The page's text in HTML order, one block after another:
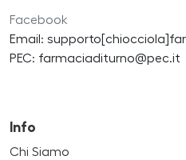
Facebook
Email:
PEC: farmaciaditurno@pec.it
Info
Chi Siamo